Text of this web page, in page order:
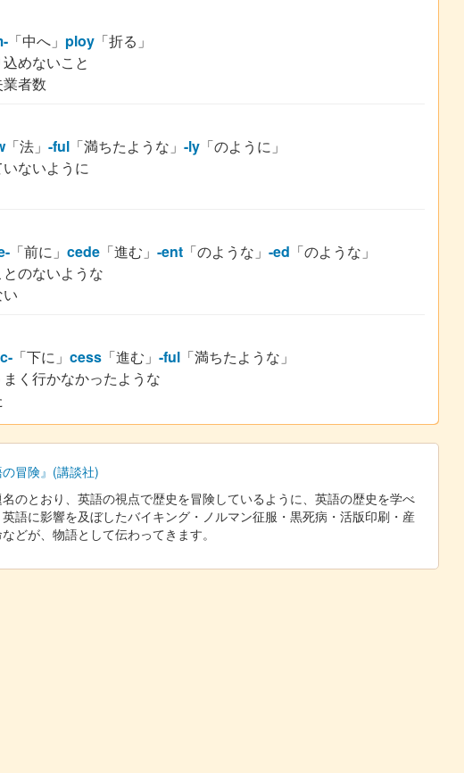
「中へ」 ploy 「折る」
めないこと
業者数
「法」 -ful 「満ちたような」 -ly 「のように」
ないように
「前に」 cede 「進む」 -ent 「のような」 -ed 「のような」
のないような
い
「下に」 cess 「進む」 -ful 「満ちたような」
く行かなかったような
の冒険』(講談社)
のとおり、英語の視点で歴史を冒険しているように、英語の歴史を学べ
英語に影響を及ぼしたバイキング・ノルマン征服・黒死病・活版印刷・産
どが、物語として伝わってきます。